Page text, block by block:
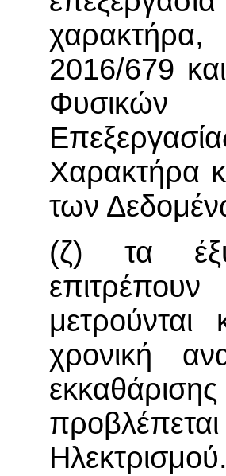
2016/679
Φυσικών
Χαρακτήρα
των
(ζ) τα
μετρούνται
χρονική